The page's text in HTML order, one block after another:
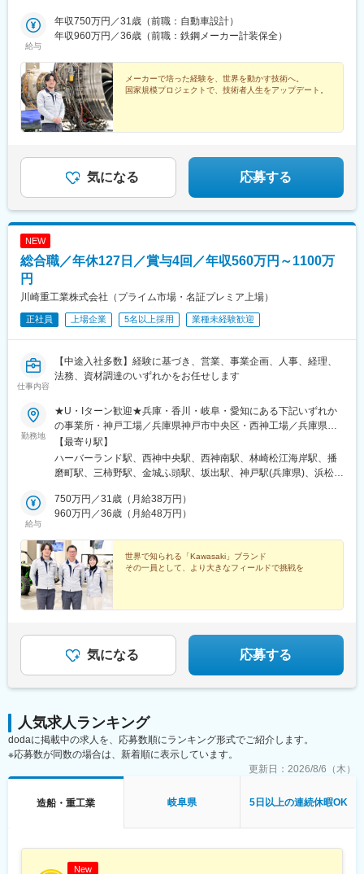
工場／加古郡播磨町新島8▼岐阜県・岐阜工場／各務原市川崎町
1▼愛知県・名古屋第一工場／弥富市楠3-20-3▼香川県・坂出工場
は少ないです※受動喫煙対策：屋内禁煙／配属先による
給与
年収750万円／31歳（前職：自動車設計）
年収960万円／36歳（前職：鉄鋼メーカー計装保全）
メーカーで培った経験を、世界を動かす技術へ。
国家規模プロジェクトで、技術者人生をアップデート。
気になる 応募する
NEW
総合職／年休127日／賞与4回／年収560万円～1100万
円
川崎重工業株式会社（プライム市場・名証プレミア上場）
正社員 上場企業 5名以上採用 業種未経験歓迎
仕事内容
【中途入社多数】経験に基づき、営業、事業企画、人事、経理、
法務、資材調達のいずれかをお任せします
勤務地
★U・Iターン歓迎★兵庫・香川・岐阜・愛知にある下記いずれか
の事業所・神戸工場／兵庫県神戸市中央区・西神工場／兵庫県神
戸市西区・西神戸工場／兵庫県神戸市西区・明石工場／兵庫県明
石市・播磨工場／兵庫県加古郡・岐阜工場／岐阜県各務原市・名
古屋第一工場／愛知県弥富市・名古屋第二工場／愛知県海部郡・
本社／東京都港区 など※受動喫煙対策実施
【最寄り駅】
ハーバーランド駅、西神中央駅、西神南駅、林崎松江海岸駅、播
磨町駅、三柿野駅、金城ふ頭駅、坂出駅、神戸駅(兵庫県)、浜松町
給与
750万円／31歳（月給38万円）
960万円／36歳（月給48万円）
世界で知られる「Kawasaki」ブランド
その一員として、より大きなフィールドで挑戦を
気になる 応募する
人気求人ランキング
dodaに掲載中の求人を、応募数順にランキング形式でご紹介します。
※応募数が同数の場合は、新着順に表示しています。
更新日： 2026/8/6（木）
造船・重工業 岐阜県 5日以上の連続休暇OK
New